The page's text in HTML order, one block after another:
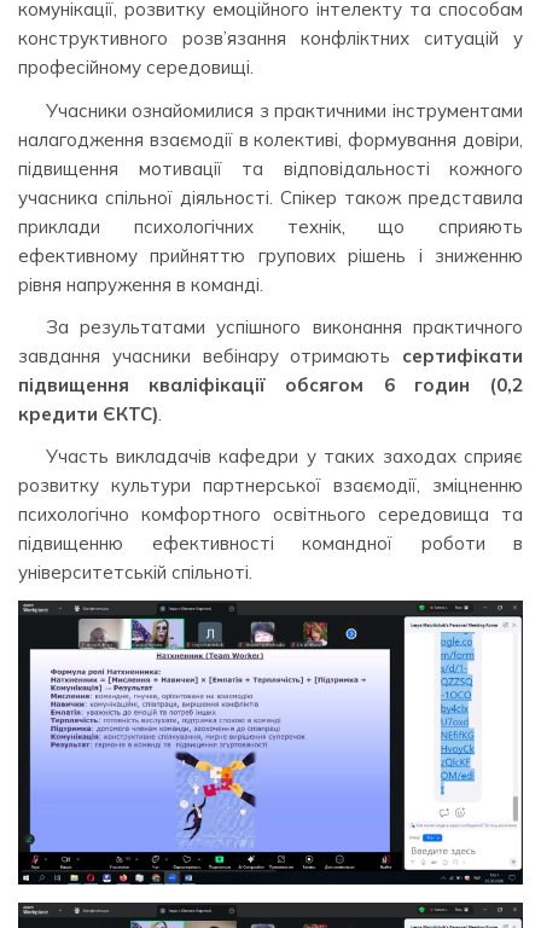
комунікації, розвитку емоційного інтелекту та способам
конструктивного розв’язання конфліктних ситуацій у
професійному середовищі.
Учасники ознайомилися з практичними інструментами
налагодження взаємодії в колективі, формування довіри,
підвищення мотивації та відповідальності кожного
учасника спільної діяльності. Спікер також представила
приклади психологічних технік, що сприяють
ефективному прийняттю групових рішень і зниженню
рівня напруження в команді.
За результатами успішного виконання практичного
завдання учасники вебінару отримають сертифікати
підвищення кваліфікації обсягом 6 годин (0,2
кредити ЄКТС)
Участь викладачів кафедри у таких заходах сприяє
розвитку культури партнерської взаємодії, зміцненню
психологічно комфортного освітнього середовища та
підвищенню ефективності командної роботи в
університетській спільноті.